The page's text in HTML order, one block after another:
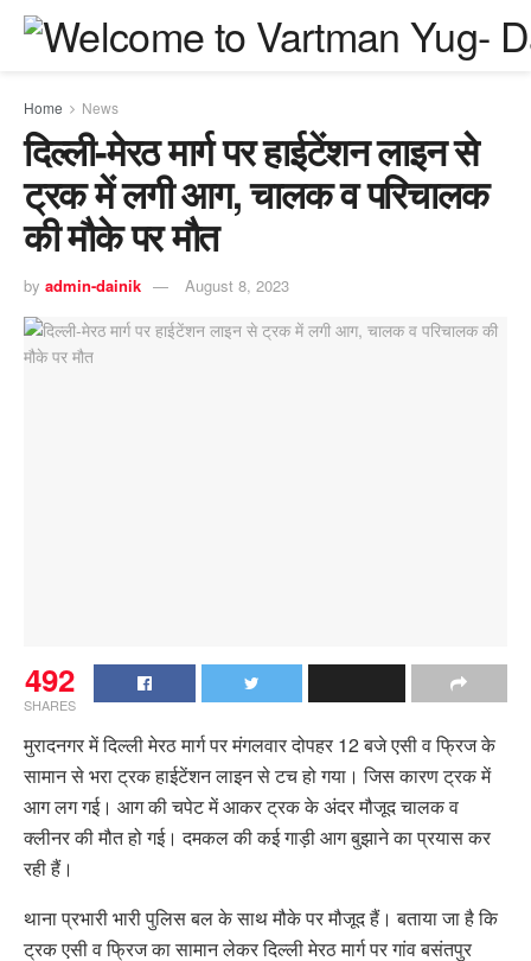
Home News
दिल्ली-मेरठ मार्ग पर हाईटेंशन लाइन से
ट्रक में लगी आग, चालक व परिचालक
की मौके पर मौत
by admin-dainik August 8, 2023
492
SHARES
मुरादनगर में दिल्ली मेरठ मार्ग पर मंगलवार दोपहर 12 बजे एसी व फ्रिज के
सामान से भरा ट्रक हाईटेंशन लाइन से टच हो गया। जिस कारण ट्रक में
आग लग गई। आग की चपेट में आकर ट्रक के अंदर मौजूद चालक व
क्लीनर की मौत हो गई। दमकल की कई गाड़ी आग बुझाने का प्रयास कर
रही हैं।
थाना प्रभारी भारी पुलिस बल के साथ मौके पर मौजूद हैं। बताया जा है कि
ट्रक एसी व फ्रिज का सामान लेकर दिल्ली मेरठ मार्ग पर गांव बसंतपुर